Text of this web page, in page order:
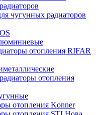
чугунных радиаторов
отопления RIFAR
отопления
отопления Konner